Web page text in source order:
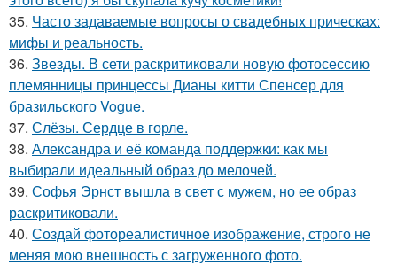
35. Часто задаваемые вопросы о свадебных прическах:
мифы и реальность.
36. Звезды. В сети раскритиковали новую фотосессию
племянницы принцессы Дианы китти Спенсер для
бразильского Vogue.
37. Слёзы. Сердце в горле.
38. Александра и её команда поддержки: как мы
выбирали идеальный образ до мелочей.
39. Софья Эрнст вышла в свет с мужем, но ее образ
раскритиковали.
40. Создай фотореалистичное изображение, строго не
меняя мою внешность с загруженного фото.